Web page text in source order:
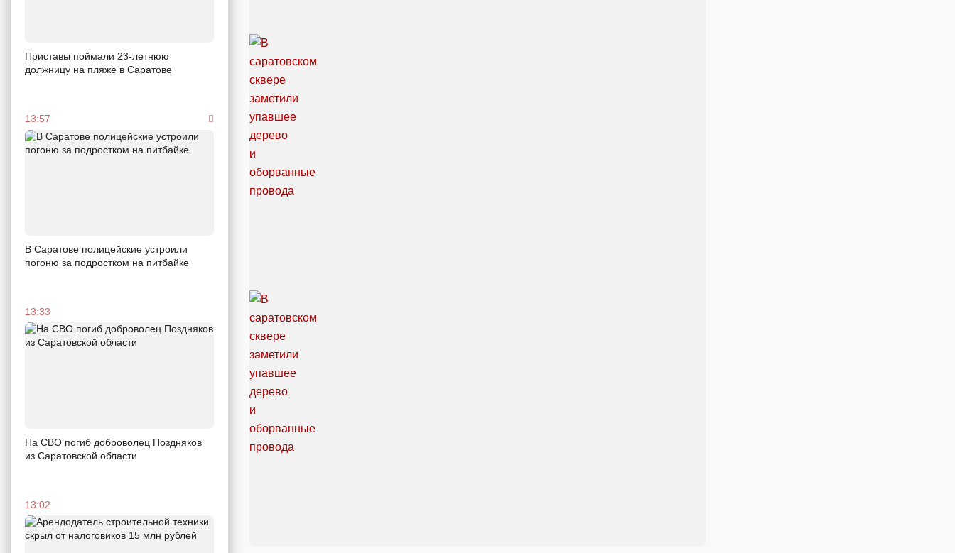
Приставы поймали 23-летнюю
должницу на пляже в Саратове
13:57
В Саратове полицейские устроили
погоню за подростком на питбайке
13:33
На СВО погиб доброволец Поздняков
из Саратовской области
13:02